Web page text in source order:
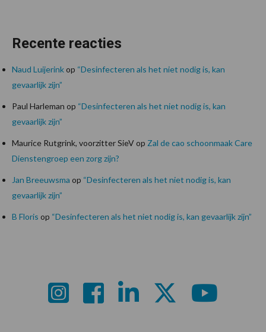
Recente reacties
Naud Luijerinkop “Desinfecteren als het niet nodig is, kan
gevaarlijk zijn”
Paul Harleman op “Desinfecteren als het niet nodig is, kan
gevaarlijk zijn”
Maurice Rutgrink, voorzitter SieVop Zal de cao schoonmaak Care
Dienstengroep een zorg zijn?
Jan Breeuwsma op “Desinfecteren als het niet nodig is, kan
gevaarlijk zijn”
B Floris op “Desinfecteren als het niet nodig is, kan gevaarlijk zijn”